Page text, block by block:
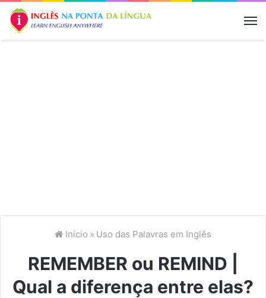
Início » Uso das Palavras em Inglês
REMEMBER ou REMIND |
Qual a diferença entre elas?